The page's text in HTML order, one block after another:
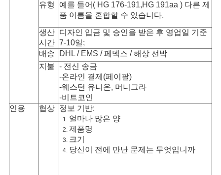
PRIVACY
POLICY
유형
예를 들어( HG 176-191,HG 191aa ) 다른 제
품 이름을 혼합할 수 있습니다.
생산
시간
디자인 입금 및 승인을 받은 후 영업일 기준
7-10일;
배송
DHL / EMS / 페덱스 / 해상 선박
지불 - 전신 송금
-온라인 결제(페이팔)
-웨스턴 유니온, 머니그라
-비트코인
인용
협상 정보 기반:
얼마나 많은 양
제품명
크기
당신이 전에 만난 문제는 무엇입니까